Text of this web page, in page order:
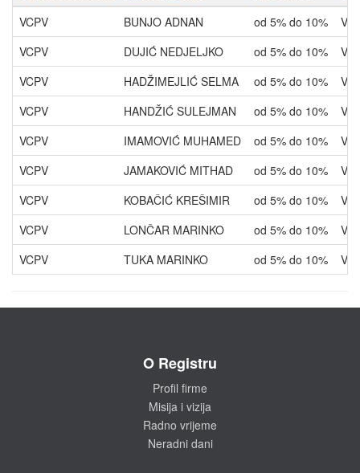
VCPV
BUNJO ADNAN od 5% do 10%
VCPV
DUJIĆ NEDJELJKO od 5% do 10%
VCPV
HADŽIMEJLIĆ SELMA od 5% do 10%
VCPV
HANDŽIĆ SULEJMAN od 5% do 10%
VCPV
IMAMOVIĆ MUHAMED od 5% do 10%
VCPV
JAMAKOVIĆ MITHAD od 5% do 10%
VCPV
KOBAČIĆ KREŠIMIR od 5% do 10%
VCPV
LONČAR MARINKO od 5% do 10%
VCPV
TUKA MARINKO od 5% do 10%
O Registru
Profil firme
Misija i vizija
Radno vrijeme
Neradni dani